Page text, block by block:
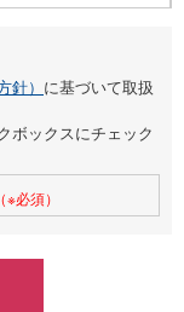
） に基づいて取扱
ボックスにチェック
（※必須）